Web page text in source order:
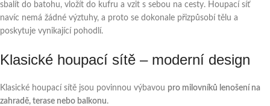
sbalít do batohu, vložít do kufru a vzit s sebou na cesty. Houpací síť
navíc nemá žádné výztuhy, a proto se dokonale přizpůsobí tělu a
poskytuje vynikající pohodlí.
Klasické houpací sítě – moderní design
Klasické houpací sítě jsou povinnou výbavou pro milovníků lenošení na
zahradě, terase nebo balkonu.